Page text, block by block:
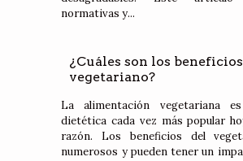
normativas y...
¿Cuáles son los
vegetariano?
La alimentación vegetariana
dietética cada vez más popular
razón. Los beneficios del
numerosos y pueden tener un